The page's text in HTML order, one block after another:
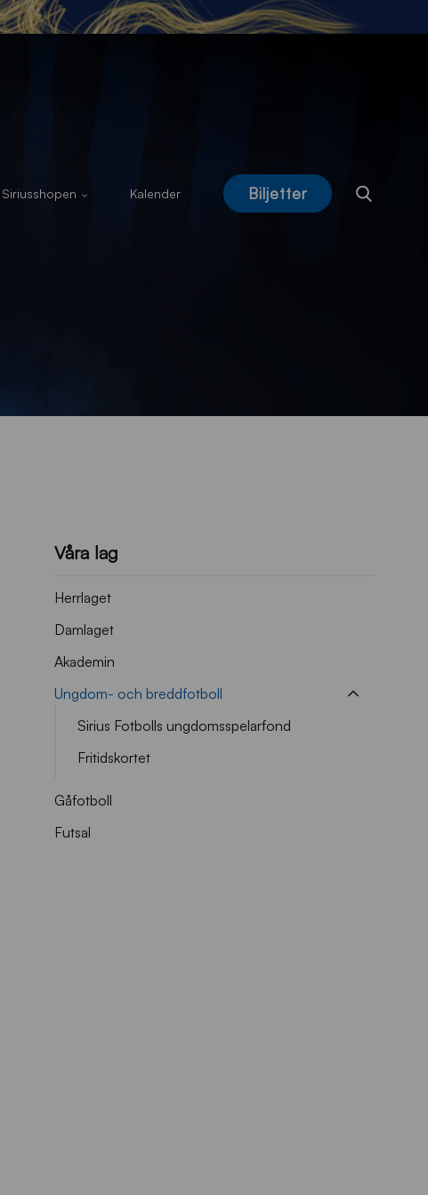
Siriusshopen Kalender Biljetter
Våra lag
Herrlaget
Damlaget
Akademin
Ungdom- och breddfotboll
Sirius Fotbolls ungdomsspelarfond
Fritidskortet
Gåfotboll
Futsal